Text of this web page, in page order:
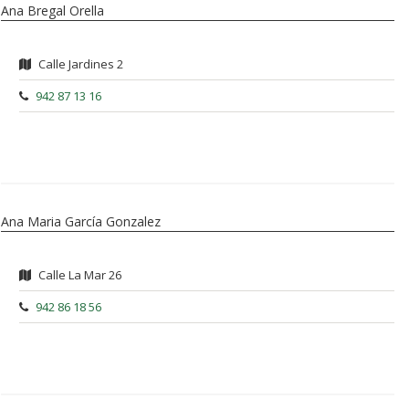
Ana Bregal Orella
Calle Jardines 2
942 87 13 16
Ana Maria García Gonzalez
Calle La Mar 26
942 86 18 56